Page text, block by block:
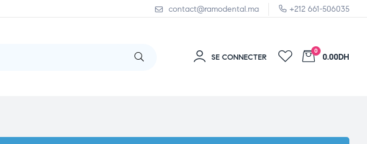
contact@ramodental.ma +212 661-506035
SE CONNECTER
0
0.00DH